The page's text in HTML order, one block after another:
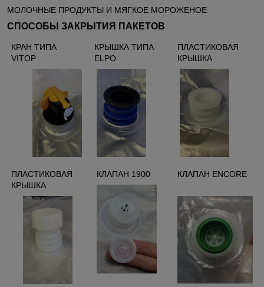
МОЛОЧНЫЕ ПРОДУКТЫ И МЯГКОЕ МОРОЖЕНОЕ
СПОСОБЫ ЗАКРЫТИЯ ПАКЕТОВ
КРАН ТИПА
VITOP
КРЫШКА ТИПА
ELPO
ПЛАСТИКОВАЯ
КРЫШКА
ПЛАСТИКОВАЯ
КРЫШКА
КЛАПАН 1900 КЛАПАН ENCORE